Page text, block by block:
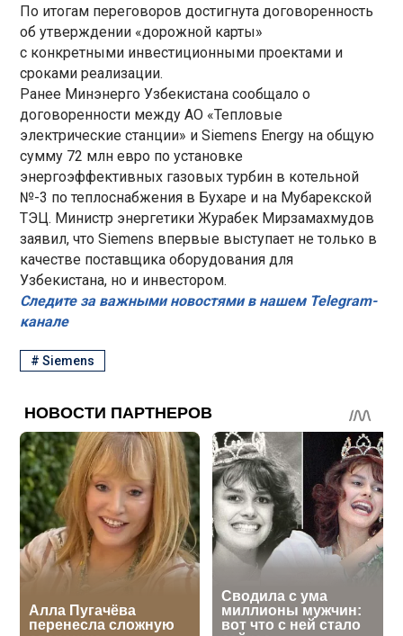
По итогам переговоров достигнута договоренность
об утверждении «дорожной карты»
с конкретными инвестиционными проектами и
сроками реализации.
Ранее Минэнерго Узбекистана сообщало о
договоренности между АО «Тепловые
электрические станции» и Siemens Energy на общую
сумму 72 млн евро по установке
энергоэффективных газовых турбин в котельной
№-3 по теплоснабжения в Бухаре и на Мубарекской
ТЭЦ. Министр энергетики Журабек Мирзамахмудов
заявил, что Siemens впервые выступает не только в
качестве поставщика оборудования для
Узбекистана, но и инвестором.
Следите за важными новостями в нашем Telegram-
канале
#Siemens